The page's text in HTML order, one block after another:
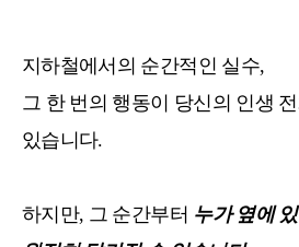
지하철에서의 순간적인 실수,
그 한 번의 행동이 당신의 인생
있습니다.
하지만, 그 순간부터 누가 옆에